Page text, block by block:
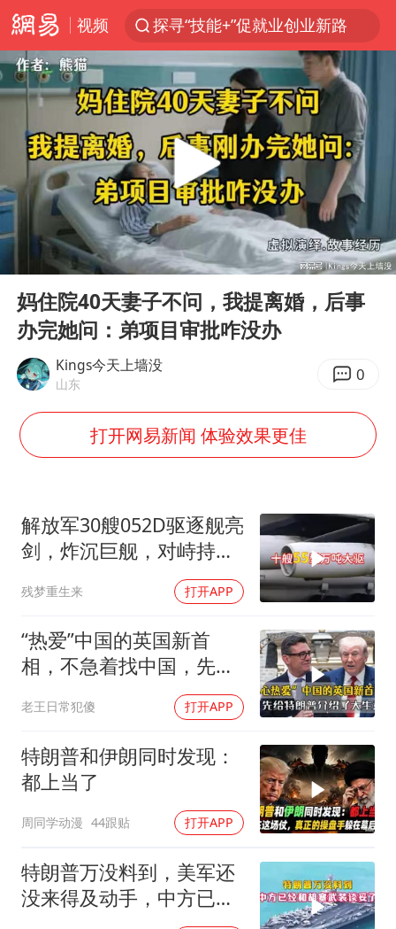
视频
探寻“技能+”促就业创业新路
台风“白海豚”影响中国已成定局
郑国霖回应去景区上班被保安拦下
维持强台风级！白海豚直奔华东沿海
印度暴发金迪普拉病毒
41岁女子为鼓励女儿考上985研究生
80后女柜员获聘4200亿银行副行长
24小时不关空调 电费反而更低？
“梅姨”已是老年人 死刑或适用受限
“事业单位招聘不是人情买卖”
美国退回1000亿美元关税
河南试行周五下午弹性离岗
李亚鹏向地铁吐血女孩捐99999元
新华社权威快报|我国编制完成新版全月地质图
总书记关心百姓身边这些民生大事
Play
00:00 37:38
妈住院40天妻子不问，我提离婚，后事
办完她问：弟项目审批咋没办
Kings今天上墙没
山东 0
打开网易新闻 体验效果更佳
解放军30艘052D驱逐舰亮
剑，炸沉巨舰，对峙持续
残梦重生来 打开APP
“热爱”中国的英国新首
相，不急着找中国，先给
老王日常犯傻 打开APP
特朗普和伊朗同时发现：
都上当了
周同学动漫 44跟贴 打开APP
特朗普万没料到，美军还
没来得及动手，中方已经